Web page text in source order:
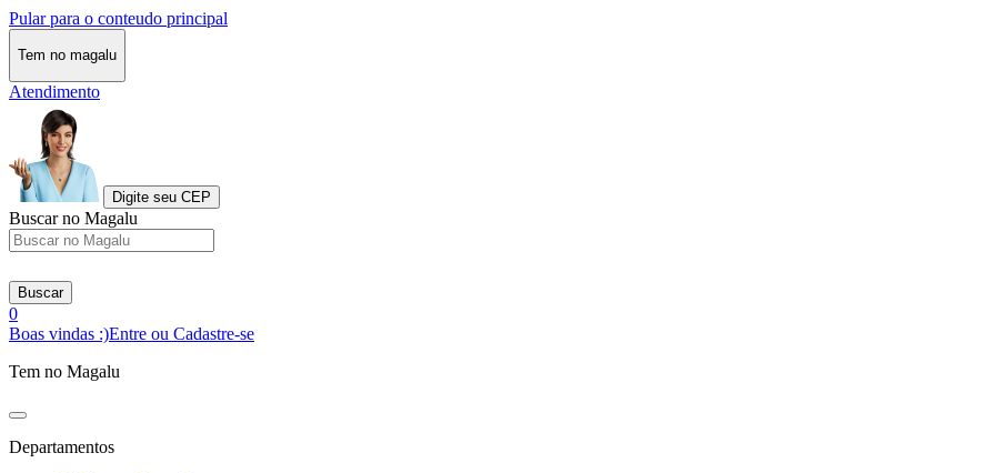
Pular para o conteudo principal
Tem no magalu
Atendimento
Digite seu CEP
Buscar no Magalu
Buscar
0
Boas vindas :)Entre ou Cadastre-se
Tem no Magalu
Departamentos